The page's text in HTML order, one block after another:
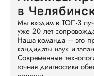
в
Мы входим в ТОП-3
уже 20 лет
Наша команда – это
кандидаты наук и
Современные
точная диагностика